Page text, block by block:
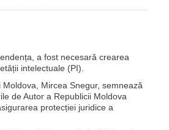
a fost necesară crearea
intelectuale (PI).
Mircea Snegur, semnează
de Autor a Republicii Moldova
protecției juridice a